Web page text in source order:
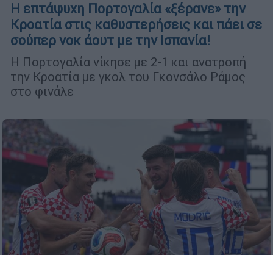
Η επτάψυχη Πορτογαλία «ξέρανε» την
Κροατία στις καθυστερήσεις και πάει σε
σούπερ νοκ άουτ με την Ισπανία!
Η Πορτογαλία νίκησε με 2-1 και ανατροπή
την Κροατία με γκολ του Γκονσάλο Ράμος
στο φινάλε